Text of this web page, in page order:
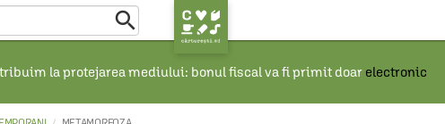

la protejarea mediului: bonul fiscal va fi primit doar electronic